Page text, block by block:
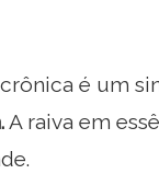
é um
A raiva em